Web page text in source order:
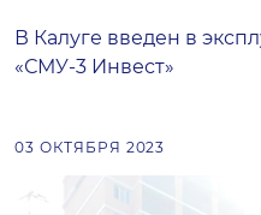
В Калуге введен в
«СМУ-3 Инвест»
03 ОКТЯБРЯ 2023